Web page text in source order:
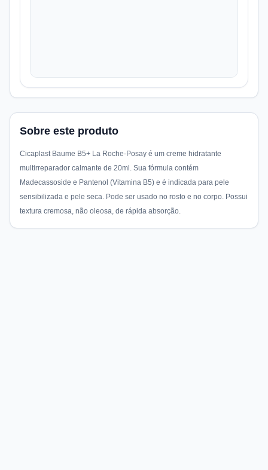
Sobre este produto
Cicaplast Baume B5+ La Roche-Posay é um creme hidratante
multirreparador calmante de 20ml. Sua fórmula contém
Madecassoside e Pantenol (Vitamina B5) e é indicada para pele
sensibilizada e pele seca. Pode ser usado no rosto e no corpo. Possui
textura cremosa, não oleosa, de rápida absorção.